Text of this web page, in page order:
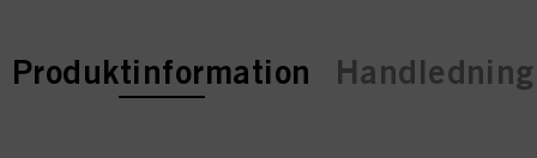
current tab:
Produktinformation